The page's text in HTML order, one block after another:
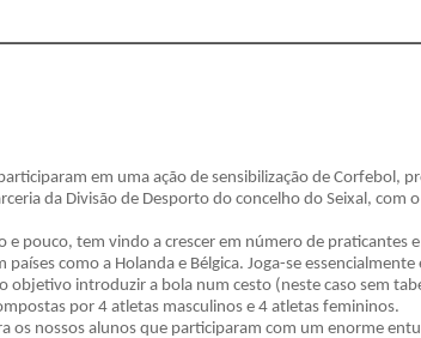
em uma ação de sensibilização de Corfebol,
da Divisão de Desporto do concelho do Seixal, com
pouco, tem vindo a crescer em número de praticantes
como a Holanda e Bélgica. Joga-se
objetivo introduzir a bola num cesto (neste caso sem
por 4 atletas masculinos e 4 atletas femininos.
os nossos alunos que participaram com um enorme